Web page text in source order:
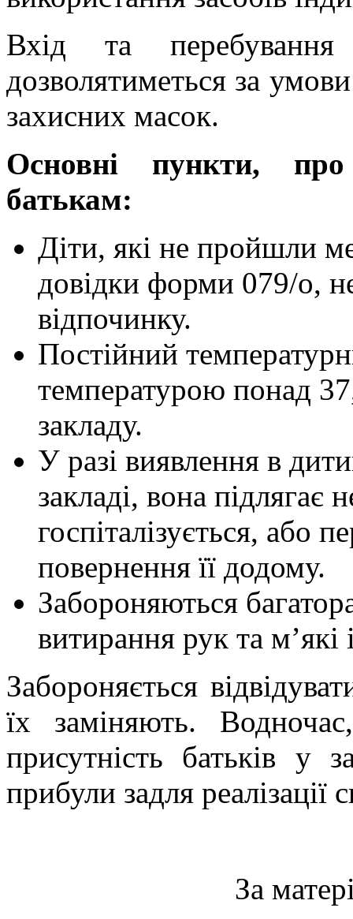
Вхід та
дозволятиметься за
захисних масок.
Основні пункти,
батькам:
Діти, які не пройшли
довідки форми 079/о,
відпочинку.
Постійний
температурою понад
закладу.
У разі виявлення в
закладі, вона підлягає
госпіталізується, або
повернення її додому.
Забороняються
витирання рук та м’які
Забороняється
їх заміняють.
присутність батьків у
прибули задля реалізації
За